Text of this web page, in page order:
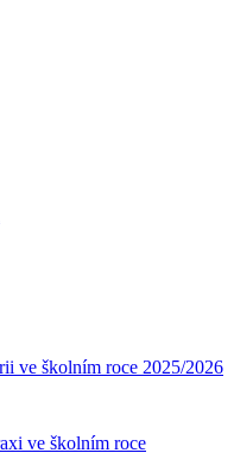
ve školním roce 2025/2026
ve školním roce